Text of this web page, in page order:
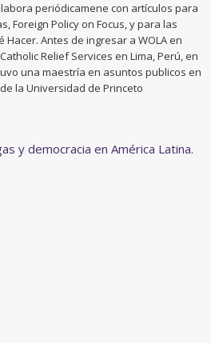
periódicamene con artículos para
Foreign Policy on Focus, y para las
Antes de ingresar a WOLA en
Relief Services en Lima, Perú, en
una maestría en asuntos publicos en
la Universidad de Princeto
y democracia en América Latina.